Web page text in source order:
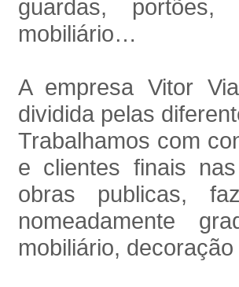
guardas, portões,
mobiliário…
A empresa Vitor
dividida pelas
Trabalhamos com
e clientes finais
obras publicas,
nomeadamente
mobiliário,